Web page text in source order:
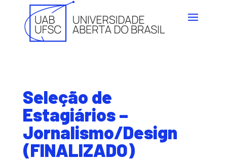
Seleção de
Estagiários –
Jornalismo/Design
(FINALIZADO)